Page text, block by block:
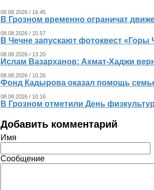
08.08.2026 / 16.45
В Грозном временно ограничат
08.08.2026 / 15.57
В Чечне запускают фотоквест «Горы
08.08.2026 / 13.20
Ислам Вазарханов: Ахмат-Хаджи
08.08.2026 / 10.26
Фонд Кадырова оказал помощь
08.08.2026 / 10.16
В Грозном отметили День
Добавить комментарий
Имя
Сообщение